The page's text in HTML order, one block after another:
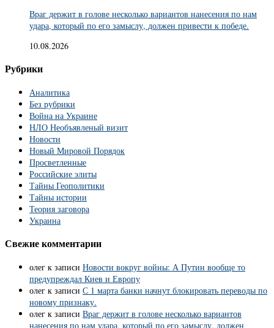
Враг держит в голове несколько вариантов нанесения по нам
удара, который по его замыслу, должен привести к победе.
10.08.2026
Рубрики
Аналитика
Без рубрики
Война на Украине
НЛО Необъявленый визит
Новости
Новый Мировой Порядок
Просветленные
Российские элиты
Тайны Геополитики
Тайны истории
Теория заговора
Украина
Свежие комментарии
олег к записи Новости вокруг войны: А Путин вообще то
предупреждал Киев и Европу
олег к записи С 1 марта банки начнут блокировать переводы по
новому признаку.
олег к записи Враг держит в голове несколько вариантов
нанесения по нам удара, который по его замыслу, должен